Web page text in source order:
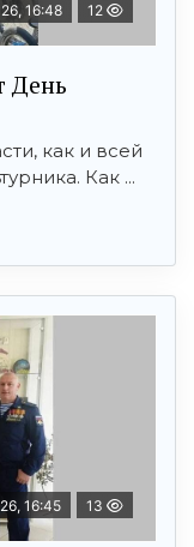
16:48 12
День
как и всей
Как ...
16:45 13